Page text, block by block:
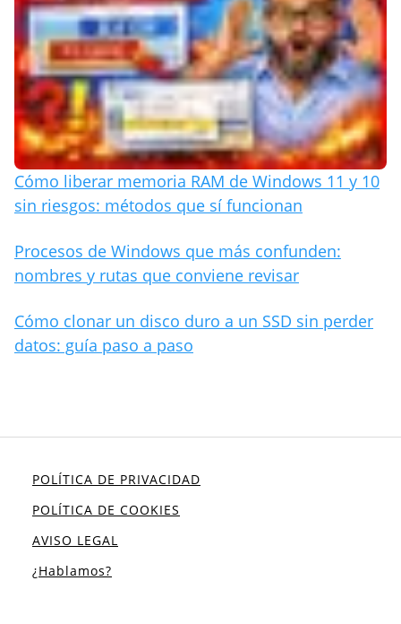
Cómo liberar memoria RAM de Windows 11 y 10
sin riesgos: métodos que sí funcionan
Procesos de Windows que más confunden:
nombres y rutas que conviene revisar
Cómo clonar un disco duro a un SSD sin perder
datos: guía paso a paso
POLÍTICA DE PRIVACIDAD
POLÍTICA DE COOKIES
AVISO LEGAL
¿Hablamos?